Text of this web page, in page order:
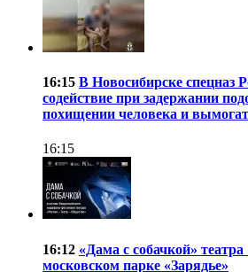
16:15 В Новосибирске спецназ
содействие при задержании
похищении человека и
16:15
16:12 «Дама с собачкой»
московском парке «Зарядье»